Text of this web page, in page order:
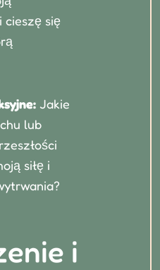
cieszę się
Jakie
lub
siłę i
i